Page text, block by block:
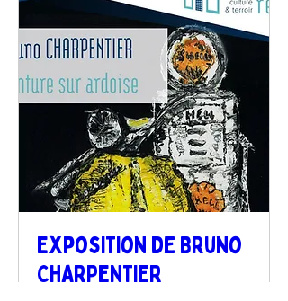
Exposition de Bruno
CHARPENTIER